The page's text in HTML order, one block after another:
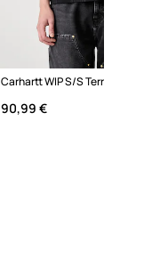
90,99 €